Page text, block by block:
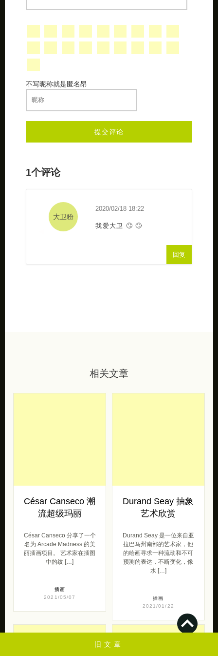
旧文章
不写昵称就是匿名昂
1个评论
大卫粉
2020/02/18 18:22
我爱大卫 🙄 🙄
回复
相关文章
César Canseco 潮
流超级玛丽
César Canseco 分享了一个
名为 Arcade Madness 的美
丽插画项目。 艺术家在插图
中的纹 […]
插画
2021/05/07
Durand Seay 抽象
艺术欣赏
Durand Seay 是一位来自亚
拉巴马州南部的艺术家，他
的绘画寻求一种流动和不可
预测的表达，不断变化，像
水 […]
插画
2021/01/22